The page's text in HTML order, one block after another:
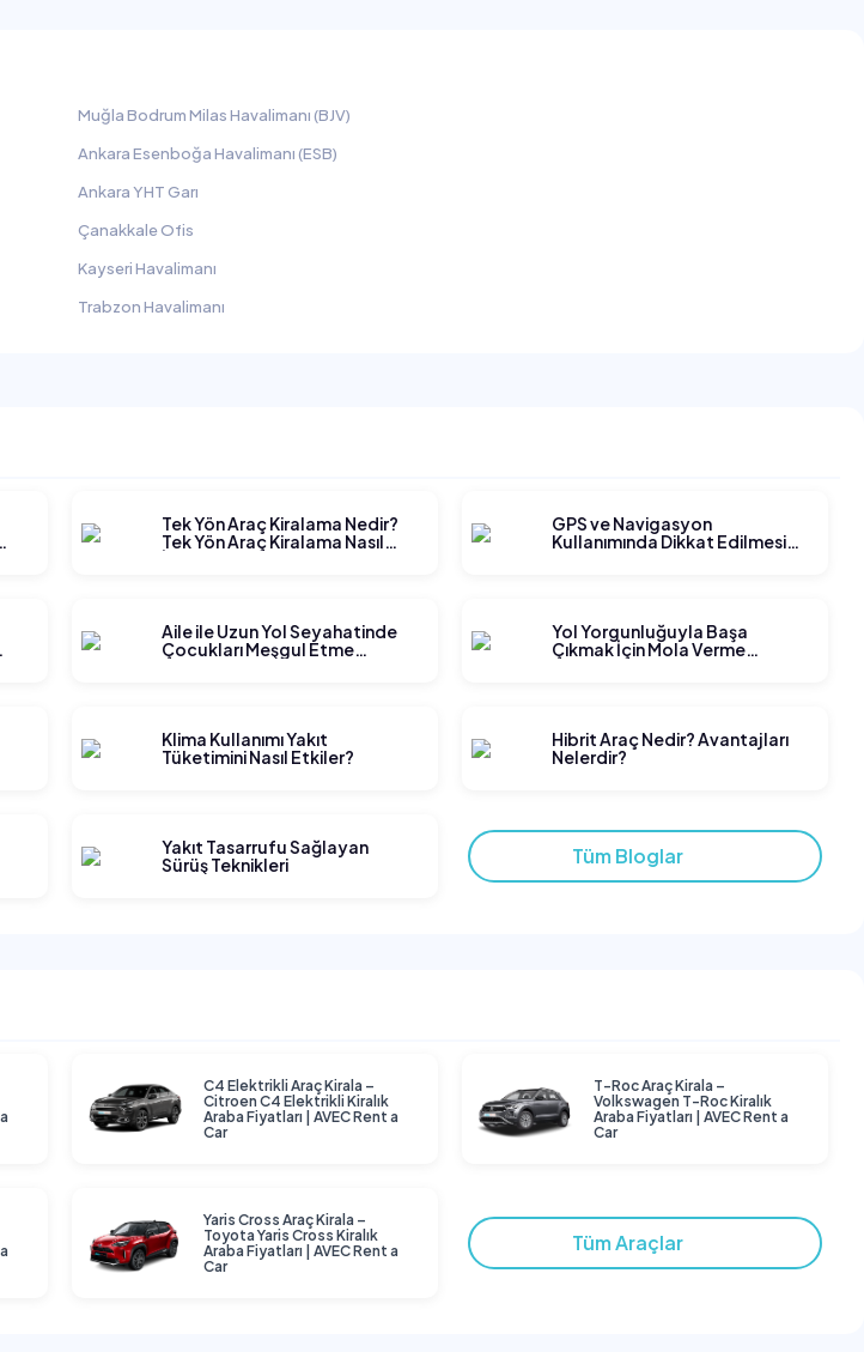
Muğla Bodrum Milas Havalimanı (BJV)
Ankara Esenboğa Havalimanı (ESB)
Ankara YHT Garı
Çanakkale Ofis
Kayseri Havalimanı
Trabzon Havalimanı
Tek Yön Araç Kiralama Nedir?
Tek Yön Araç Kiralama Nasıl
GPS ve Navigasyon
Kullanımında Dikkat Edilmesi
Aile ile Uzun Yol Seyahatinde
Çocukları Meşgul Etme
Yol Yorgunluğuyla Başa
Çıkmak İçin Mola Verme
Klima Kullanımı Yakıt
Tüketimini Nasıl Etkiler?
Hibrit Araç Nedir? Avantajları
Nelerdir?
Yakıt Tasarrufu Sağlayan
Sürüş Teknikleri
Tüm Bloglar
C4 Elektrikli Araç Kirala –
Citroen C4 Elektrikli Kiralık
Araba Fiyatları | AVEC Rent a
Car
T-Roc Araç Kirala –
Volkswagen T-Roc Kiralık
Araba Fiyatları | AVEC Rent a
Car
Yaris Cross Araç Kirala –
Toyota Yaris Cross Kiralık
Araba Fiyatları | AVEC Rent a
Car
Tüm Araçlar